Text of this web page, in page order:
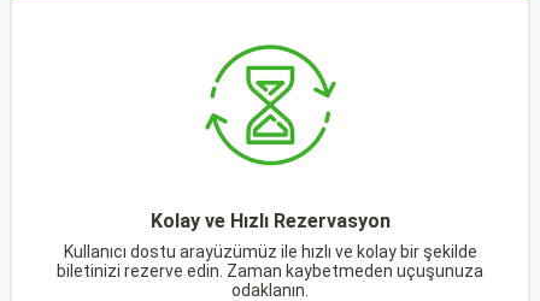
Kolay ve Hızlı Rezervasyon
Kullanıcı dostu arayüzümüz ile hızlı ve kolay bir şekilde
biletinizi rezerve edin. Zaman kaybetmeden uçuşunuza
odaklanın.